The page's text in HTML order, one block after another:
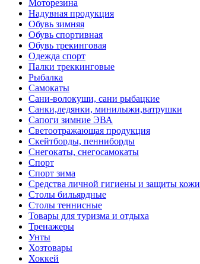
Моторезина
Надувная продукция
Обувь зимняя
Обувь спортивная
Обувь трекинговая
Одежда спорт
Палки треккинговые
Рыбалка
Самокаты
Сани-волокуши, сани рыбацкие
Санки,ледянки, минилыжи,ватрушки
Сапоги зимние ЭВА
Светоотражающая продукция
Скейтборды, пенниборды
Снегокаты, снегосамокаты
Спорт
Спорт зима
Средства личной гигиены и защиты кожи
Столы бильярдные
Столы теннисные
Товары для туризма и отдыха
Тренажеры
Унты
Хозтовары
Хоккей